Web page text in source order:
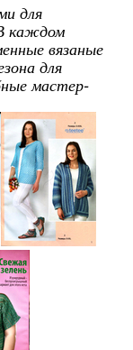
для
каждом
вязаные
для
мастер-